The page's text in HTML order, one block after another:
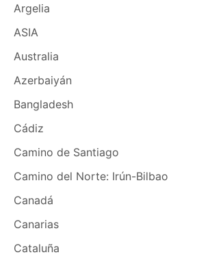
Argelia
ASIA
Australia
Azerbaiyán
Bangladesh
Cádiz
Camino de Santiago
Camino del Norte: Irún-Bilbao
Canadá
Canarias
Cataluña